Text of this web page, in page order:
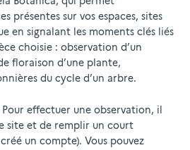
présentes sur vos espaces, sites
en signalant les moments clés liés
choisie : observation d’un
floraison d’une plante,
du cycle d’un arbre.
Pour effectuer une observation, il
site et de remplir un court
un compte). Vous pouvez